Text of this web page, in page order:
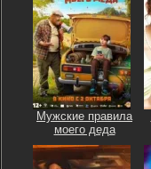
Мужские правила
моего деда